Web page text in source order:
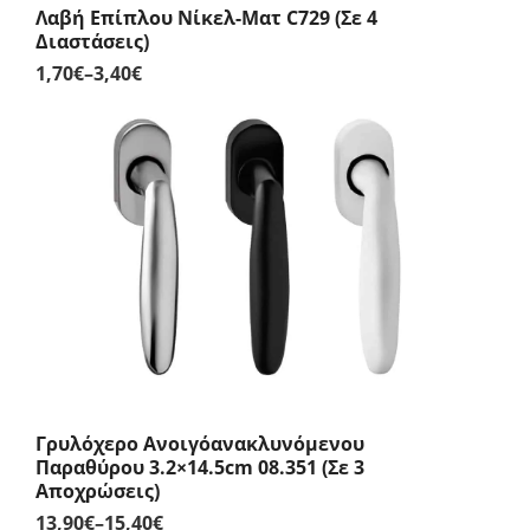
Λαβή Επίπλου Νίκελ-Ματ C729 (Σε 4
Διαστάσεις)
1,70€–3,40€Price
range:
1,70€
through
3,40€
Γρυλόχερο Ανοιγόανακλυνόμενου
Παραθύρου 3.2×14.5cm 08.351 (Σε 3
Αποχρώσεις)
13,90€–15,40€